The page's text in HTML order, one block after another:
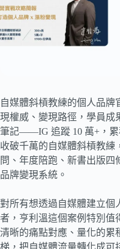
自媒體斜槓教練的個人品牌
現權威、變現路徑，學員成
筆記——IG 追蹤 10 萬+，累
收破千萬的自媒體斜槓教練
問、年度陪跑、新書出版四
品牌變現系統。
對所有想透過自媒體建立個
者，亨利溫這個案例特別
清晰的痛點對應、量化的累